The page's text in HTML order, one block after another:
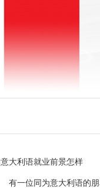
大利语就业前景怎样
一位同为意大利语的朋